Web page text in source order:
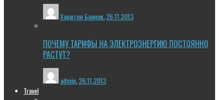
Харитон Баянов 26.11.2013
ПОЧЕМУ ТАРИФЫ НА ЭЛЕКТРОЭНЕРГИЮ ПОСТОЯННО
РАСТУТ?
admin 26.11.2013
Travel